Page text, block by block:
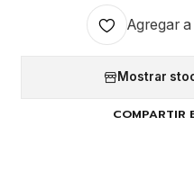
Agregar
Mostrar
COMPARTIR